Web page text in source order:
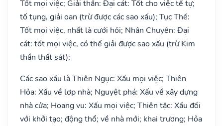
Tốt mọi việc; Giải thần: Đại cát: Tốt cho việc tế tự;
tố tụng, giải oan (trừ được các sao xấu); Tục Thế:
Tốt mọi việc, nhất là cưới hỏi; Nhân Chuyên: Đại
cát: tốt mọi việc, có thể giải được sao xấu (trừ Kim
thần thất sát);
Các sao xấu là Thiên Ngục: Xấu mọi việc; Thiên
Hỏa: Xấu về lợp nhà; Nguyệt phá: Xấu về xây dựng
nhà cửa; Hoang vu: Xấu mọi việc; Thiên tặc: Xấu đối
với khởi tạo; động thổ; về nhà mới; khai trương; Hỏa